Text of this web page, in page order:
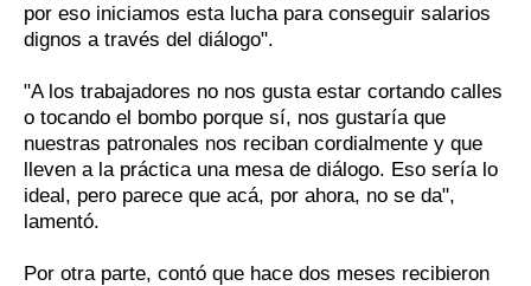
por eso iniciamos esta lucha para conseguir salarios
dignos a través del diálogo".
"A los trabajadores no nos gusta estar cortando calles
o tocando el bombo porque sí, nos gustaría que
nuestras patronales nos reciban cordialmente y que
lleven a la práctica una mesa de diálogo. Eso sería lo
ideal, pero parece que acá, por ahora, no se da",
lamentó.
Por otra parte, contó que hace dos meses recibieron